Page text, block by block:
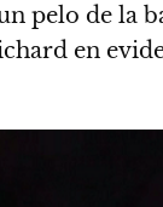
pelo de la
en